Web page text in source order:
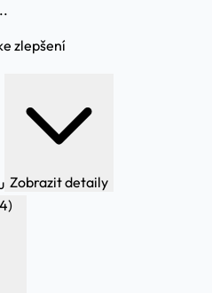
zlepšení
Zobrazit detaily